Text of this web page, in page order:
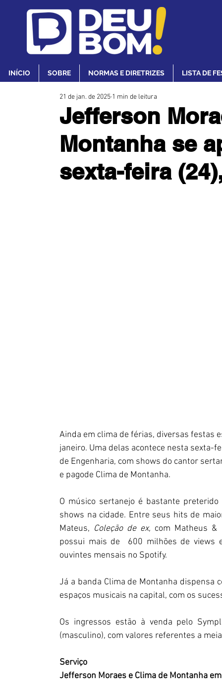
INÍCIO SOBRE NORMAS E DIRETRIZES LISTA DE
Jefferson
Montanha se
sexta-feira
21 de jan. de 2025 1 min de leitura
Ainda em clima de férias, diversas festas
janeiro. Uma delas acontece nesta sexta-
de Engenharia, com shows do cantor
e pagode Clima de Montanha.
O músico sertanejo é bastante
shows na cidade. Entre seus hits de
Mateus, Coleção de ex, com Matheus
possui mais de  600 milhões de views
ouvintes mensais no Spotify.
Já a banda Clima de Montanha dispensa
espaços musicais na capital, com os
Os ingressos estão à venda pelo
(masculino), com valores referentes a
Serviço
Jefferson Moraes e Clima de Montanha